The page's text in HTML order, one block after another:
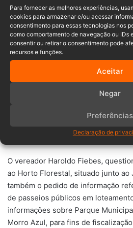
Para fornecer as melhores experiências,
cookies para armazenar e/ou acessar
consentimento para essas tecnologias nos
como comportamento de navegação ou IDs
consentir ou retirar o consentimento pode
recursos e funções.
Aceitar
Negar
Preferências
Declaração de
O vereador Adilson Mesch,
indicação, Pavimentação da rua
pavimentação da rua Edmundo
pavimentação da Rua Primavera –
A vereadora Gilmara Giotti falou de
Florianópolis, onde esteve na
Pública, solicitando uma sede nova
Timbó, e também uma delegacia
O vereador Haroldo Fiebes,
ao Horto Florestal, situado junto ao
também o pedido de informação
de passeios públicos em
informações sobre Parque
Morro Azul, para fins de